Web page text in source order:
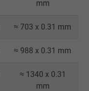
mm
≈ 703 x 0.31 mm
≈ 988 x 0.31 mm
≈ 1340 x 0.31
mm